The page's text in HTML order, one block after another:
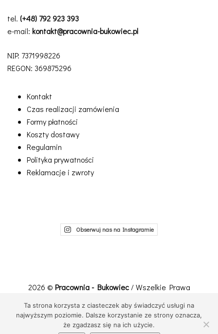
tel. (+48) 792 923 393
e-mail: kontakt@pracownia-bukowiec.pl
NIP: 7371998226
REGON: 369875296
Kontakt
Czas realizacji zamówienia
Formy płatności
Koszty dostawy
Regulamin
Polityka prywatności
Reklamacje i zwroty
Obserwuj nas na Instagramie
2026 © Pracownia - Bukowiec/ Wszelkie Prawa
Realizacja, wdrożenie:Net-Factory
Ta strona korzysta z ciasteczek aby świadczyć usługi na
najwyższym poziomie. Dalsze korzystanie ze strony oznacza,
że zgadzasz się na ich użycie.